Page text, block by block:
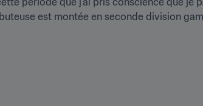
est montée en seconde division